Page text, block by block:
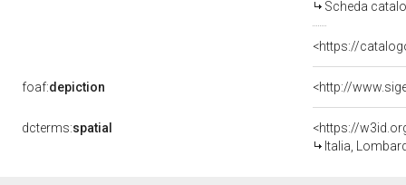
Scheda
<https://
foaf:depiction
dcterms:spatial
<https://
Italia,